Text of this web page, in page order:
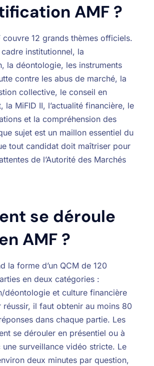
AMF ?
couvre 12 grands thèmes officiels.
institutionnel, la
la déontologie, les instruments
contre les abus de marché, la
collective, le conseil en
la MiFID II, l’actualité financière, le
et la compréhension des
sujet est un maillon essentiel du
tout candidat doit maîtriser pour
de l’Autorité des Marchés
se déroule
AMF ?
la forme d’un QCM de 120
en deux catégories :
déontologie et culture financière
réussir, il faut obtenir au moins 80
dans chaque partie. Les
se dérouler en présentiel ou à
surveillance vidéo stricte. Le
deux minutes par question,